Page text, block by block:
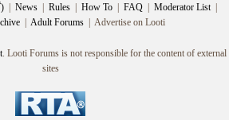
DMCA/Report Abuse (گزارش) | News | Rules | How To | FAQ | Moderator List |
| Adult Forums |Advertise on Looti
. Looti Forums is not responsible for the content of external
sites